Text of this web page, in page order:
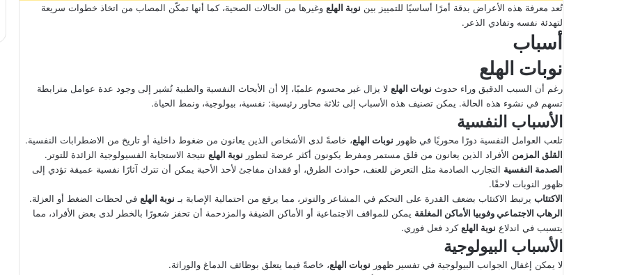
تُعد معرفة هذه الأعراض بدقة أمرًا أساسيًا للتمييز بين نوبة الهلع وغيرها من الحالات الصحية، كما أنها تمكّن المصاب من اتخاذ خطوات سريعة
لتهدئة نفسه وتفادي الذعر.
أسباب
نوبات الهلع
رغم أن السبب الدقيق وراء حدوث نوبات الهلع لا يزال غير محسوم علميًا، إلا أن الأبحاث النفسية والطبية تُشير إلى وجود عدة عوامل مترابطة
تسهم في نشوء هذه الحالة. يمكن تصنيف هذه الأسباب إلى ثلاثة محاور رئيسية: نفسية، بيولوجية، ونمط الحياة.
الأسباب النفسية
تلعب العوامل النفسية دورًا محوريًا في ظهور نوبات الهلع، خاصةً لدى الأشخاص الذين يعانون من ضغوط داخلية أو تاريخ من الاضطرابات النفسية.
القلق المزمن الأفراد الذين يعانون من قلق مستمر ومفرط يكونون أكثر عرضة لتطور نوبة الهلع نتيجة الاستجابة الفسيولوجية الزائدة للتوتر.
الصدمة النفسية التجارب الصادمة مثل التعرض للعنف، حوادث الطرق، أو فقدان مفاجئ لأحد الأحبة يمكن أن تترك آثارًا نفسية عميقة تؤدي إلى
ظهور النوبات لاحقًا.
الاكتئاب يرتبط الاكتئاب بضعف القدرة على التحكم في المشاعر والتوتر، مما يرفع من احتمالية الإصابة بـ نوبة الهلع في لحظات الضغط أو العزلة.
الرهاب الاجتماعي وفوبيا الأماكن المغلقة يمكن للمواقف الاجتماعية أو الأماكن الضيقة والمزدحمة أن تحفز شعورًا بالخطر لدى بعض الأفراد، مما
يتسبب في اندلاع نوبة الهلعكرد فعل فوري.
الأسباب البيولوجية
لا يمكن إغفال الجوانب البيولوجية في تفسير ظهور نوبات الهلع، خاصةً فيما يتعلق بوظائف الدماغ والوراثة.